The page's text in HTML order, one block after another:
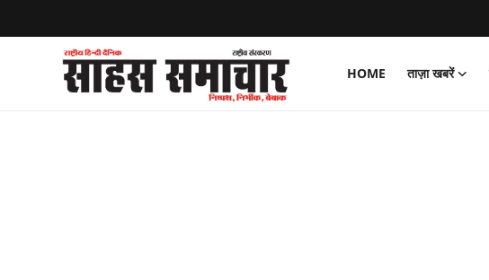
HOME ताज़ा खबरें
Register